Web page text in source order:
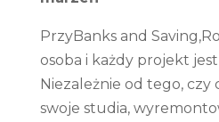
PrzyBanks and Saving
osoba i każdy projekt
Niezależnie od tego, czy
swoje studia,